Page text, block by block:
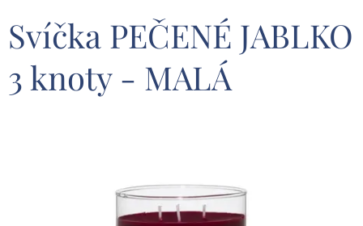
Svíčka PEČENÉ JABLKO
3 knoty - MALÁ